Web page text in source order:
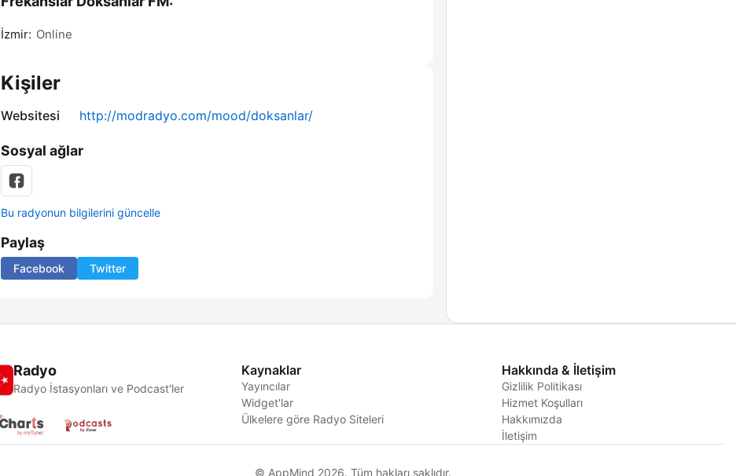
İzmir: Online
Kişiler
Websitesi http://modradyo.com/mood/doksanlar/
Sosyal ağlar
Bu radyonun bilgilerini güncelle
Paylaş
Facebook Twitter
Radyo
Radyo İstasyonları ve Podcast'ler
Kaynaklar
Yayıncılar
Widget'lar
Ülkelere göre Radyo Siteleri
Hakkında & İletişim
Gizlilik Politikası
Hizmet Koşulları
Hakkımızda
İletişim
© AppMind 2026. Tüm hakları saklıdır.